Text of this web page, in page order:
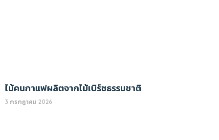
ไม้คนกาแฟผลิตจากไม้เบิร์ชธรรมชาติ
3 กรกฎาคม 2026